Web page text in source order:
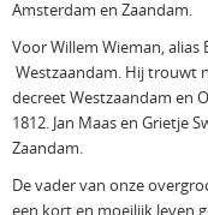
Amsterdam en Zaandam.
Voor Willem Wieman,
Westzaandam. Hij trouwt
decreet Westzaandam en
1812. Jan Maas en Grietje
Zaandam.
De vader van onze